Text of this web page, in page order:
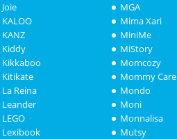
Joie
KALOO
KANZ
Kiddy
Kikkaboo
Kitikate
La Reina
Leander
LEGO
Lexibook
MGA
Mima Xari
MiniMe
MiStory
Momcozy
Mommy Care
Mondo
Moni
Monnalisa
Mutsy